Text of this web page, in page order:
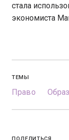
стала
экономиста
ТЕМЫ
Право